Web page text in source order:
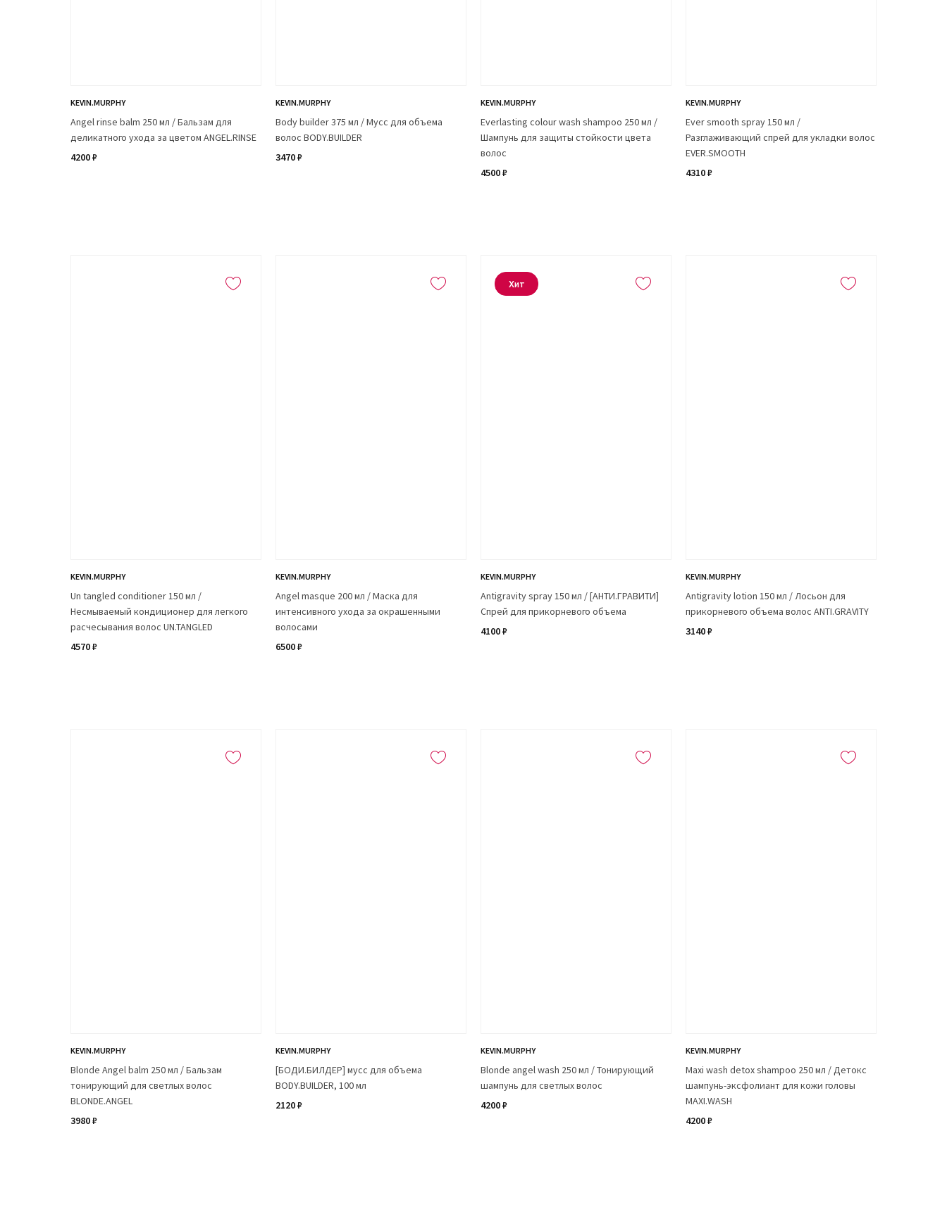
KEVIN.MURPHY
Angel rinse balm 250 мл / Бальзам для
деликатного ухода за цветом ANGEL.RINSE
4200 ₽
KEVIN.MURPHY
Body builder 375 мл / Мусс для объема
волос BODY.BUILDER
3470 ₽
KEVIN.MURPHY
Everlasting colour wash shampoo 250 мл /
Шампунь для защиты стойкости цвета
волос
4500 ₽
KEVIN.MURPHY
Ever smooth spray 150 мл /
Разглаживающий спрей для укладки волос
EVER.SMOOTH
4310 ₽
KEVIN.MURPHY
Un tangled conditioner 150 мл /
Несмываемый кондиционер для легкого
расчесывания волос UN.TANGLED
4570 ₽
KEVIN.MURPHY
Angel masque 200 мл / Маска для
интенсивного ухода за окрашенными
волосами
6500 ₽
KEVIN.MURPHY
Antigravity spray 150 мл / [АНТИ.ГРАВИТИ]
Спрей для прикорневого объема
4100 ₽
Хит
KEVIN.MURPHY
Antigravity lotion 150 мл / Лосьон для
прикорневого объема волос ANTI.GRAVITY
3140 ₽
KEVIN.MURPHY
Blonde Angel balm 250 мл / Бальзам
тонирующий для светлых волос
BLONDE.ANGEL
3980 ₽
KEVIN.MURPHY
[БОДИ.БИЛДЕР] мусс для объема
BODY.BUILDER, 100 мл
2120 ₽
KEVIN.MURPHY
Blonde angel wash 250 мл / Тонирующий
шампунь для светлых волос
4200 ₽
KEVIN.MURPHY
Maxi wash detox shampoo 250 мл / Детокс
шампунь-эксфолиант для кожи головы
MAXI.WASH
4200 ₽